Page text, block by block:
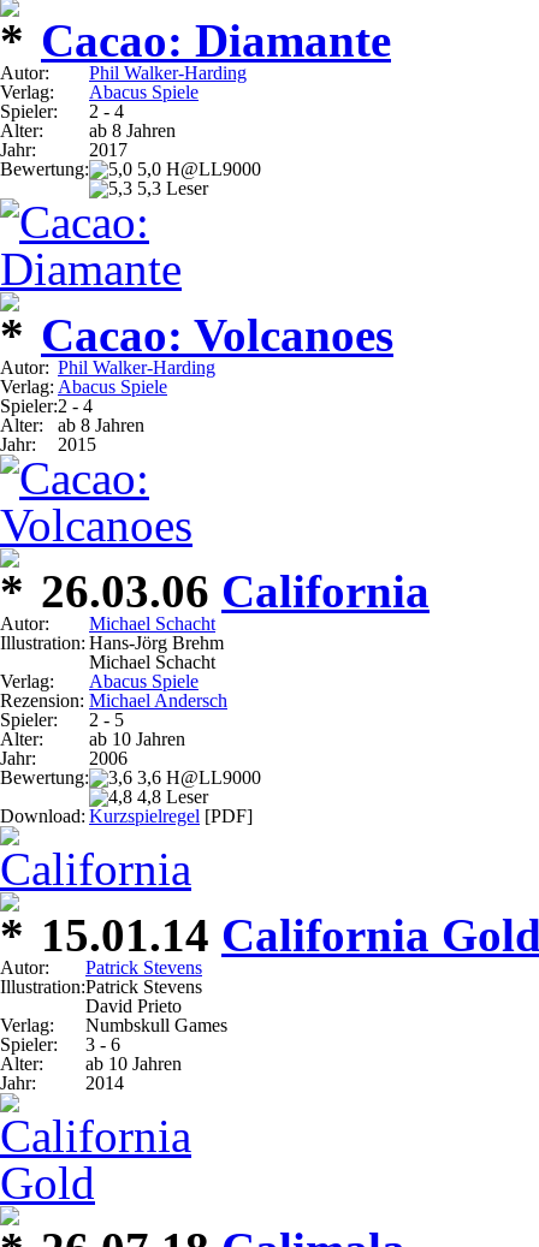
Cacao: Diamante
Autor:
Phil Walker-Harding
Verlag:
Abacus Spiele
Spieler:
2 - 4
Alter:
ab 8 Jahren
Jahr:
2017
Bewertung:
5,0 H@LL9000
5,3 Leser
Cacao: Volcanoes
Autor: Phil Walker-Harding
Verlag: Abacus Spiele
Spieler:2 - 4
Alter:
ab 8 Jahren
Jahr:
2015
26.03.06 California
Autor:
Michael Schacht
Illustration: Hans-Jörg Brehm
Michael Schacht
Verlag:
Abacus Spiele
Rezension: Michael Andersch
Spieler:
2 - 5
Alter:
ab 10 Jahren
Jahr:
2006
Bewertung:
3,6 H@LL9000
4,8 Leser
Download: Kurzspielregel [PDF]
15.01.14 California
Autor:
Patrick Stevens
Illustration:Patrick Stevens
David Prieto
Verlag:
Numbskull Games
Spieler:
3 - 6
Alter:
ab 10 Jahren
Jahr:
2014